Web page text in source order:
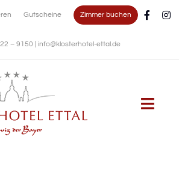
Gutscheine Zimmer buchen
– 9150 info@klosterhotel-ettal.de